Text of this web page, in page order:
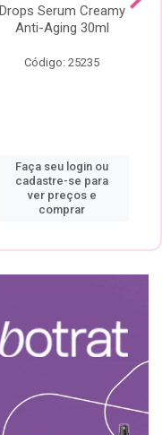
Drops Serum Creamy
Anti-Aging 30ml
Código: 25235
Faça seu login ou
cadastre-se para
ver preços e
comprar